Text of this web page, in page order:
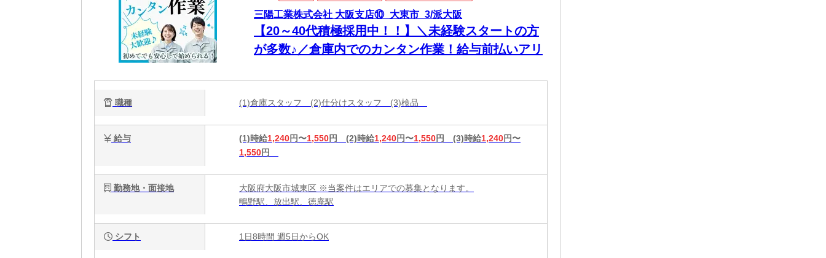
三陽工業株式会社 大阪支店⑩_大東市_3/派大阪
【20～40代積極採用中！！】＼未経験スタートの方
が多数♪／倉庫内でのカンタン作業！給与前払いアリ
職種 (1)倉庫スタッフ (2)仕分けスタッフ (3)検品
給与 (1)時給1,240円〜1,550円 (2)時給1,240円〜1,550円 (3)時給1,240円〜
1,550円
勤務地・面接地
大阪府大阪市城東区 ※当案件はエリアでの募集となります。
鴫野駅、放出駅、徳庵駅
シフト 1日8時間 週5日からOK